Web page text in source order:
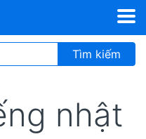
Tìm kiếm
nhật